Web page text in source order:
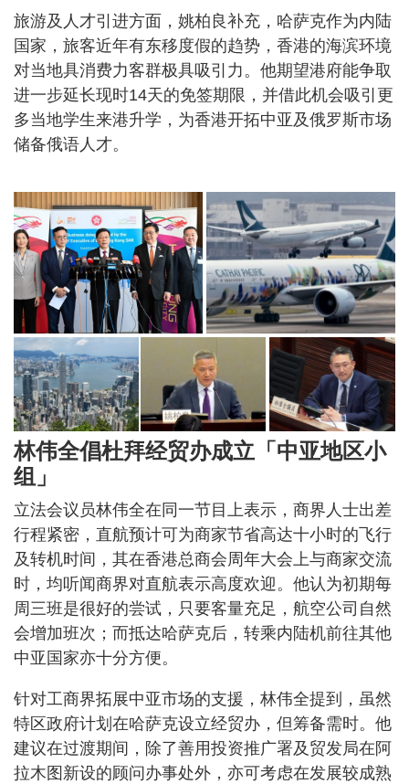
旅游及人才引进方面，姚柏良补充，哈萨克作为内陆
国家，旅客近年有东移度假的趋势，香港的海滨环境
对当地具消费力客群极具吸引力。他期望港府能争取
进一步延长现时14天的免签期限，并借此机会吸引更
多当地学生来港升学，为香港开拓中亚及俄罗斯市场
储备俄语人才。
林伟全倡杜拜经贸办成立「中亚地区小
组」
立法会议员林伟全在同一节目上表示，商界人士出差
行程紧密，直航预计可为商家节省高达十小时的飞行
及转机时间，其在香港总商会周年大会上与商家交流
时，均听闻商界对直航表示高度欢迎。他认为初期每
周三班是很好的尝试，只要客量充足，航空公司自然
会增加班次；而抵达哈萨克后，转乘内陆机前往其他
中亚国家亦十分方便。
针对工商界拓展中亚市场的支援，林伟全提到，虽然
特区政府计划在哈萨克设立经贸办，但筹备需时。他
建议在过渡期间，除了善用投资推广署及贸发局在阿
拉木图新设的顾问办事处外，亦可考虑在发展较成熟